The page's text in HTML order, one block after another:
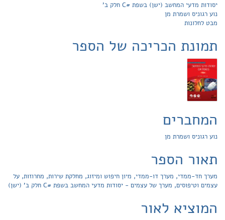
יסודות מדעי המחשב (ישן) בשפת #C חלק ב'
נוע רגוניס ושמרת מן
מבט לחלונות
תמונת הכריכה של הספר
המחברים
נוע רגוניס ושמרת מן
תאור הספר
מערך חד-ממדי, מערך דו-ממדי, מיון חיפוש ומיזוג, מחלקת שירות, מחרוזות, על
עצמים וטיפוסים, מערך של עצמים - יסודות מדעי המחשב בשפת #C חלק ב' (ישן)
המוציא לאור